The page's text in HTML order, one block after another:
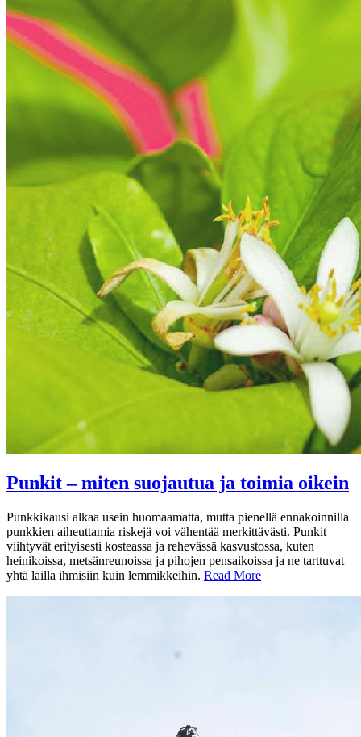
Punkit – miten suojautua ja toimia oikein
Punkkikausi alkaa usein huomaamatta, mutta pienellä ennakoinnilla
punkkien aiheuttamia riskejä voi vähentää merkittävästi. Punkit
viihtyvät erityisesti kosteassa ja rehevässä kasvustossa, kuten
heinikoissa, metsänreunoissa ja pihojen pensaikoissa ja ne tarttuvat
yhtä lailla ihmisiin kuin lemmikkeihin. Read More